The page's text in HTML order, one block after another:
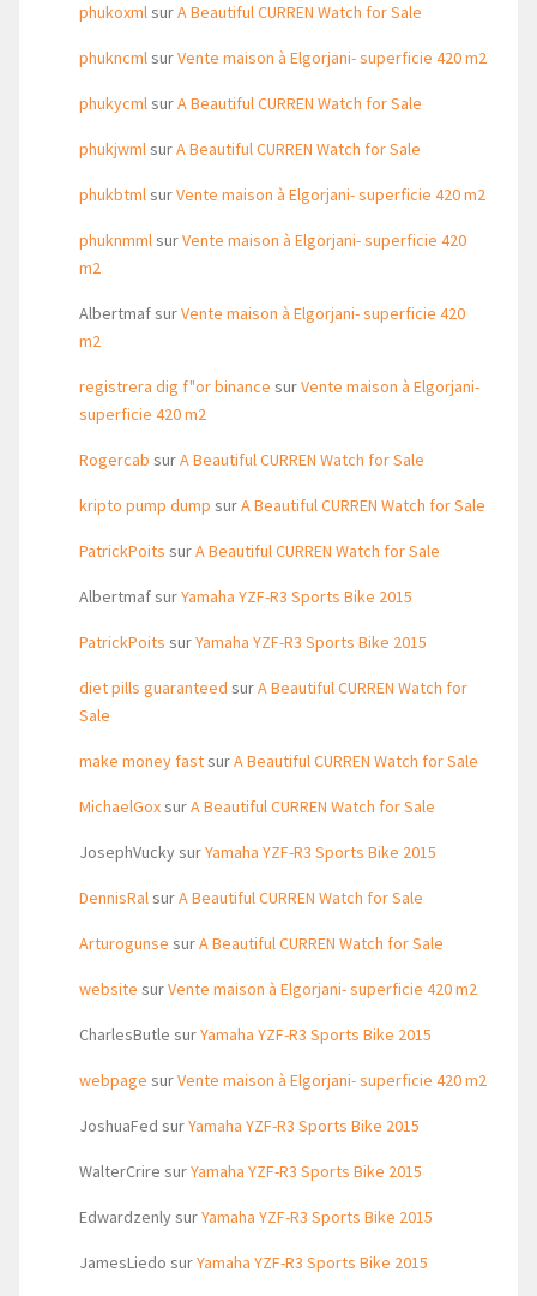
phukoxmlsurA Beautiful CURREN Watch for Sale
phukncmlsurVente maison à Elgorjani- superficie 420 m2
phukycmlsurA Beautiful CURREN Watch for Sale
phukjwmlsurA Beautiful CURREN Watch for Sale
phukbtmlsurVente maison à Elgorjani- superficie 420 m2
phuknmmlsurVente maison à Elgorjani- superficie 420
m2
AlbertmafsurVente maison à Elgorjani- superficie 420
m2
registrera dig f"or binance surVente maison à Elgorjani-
superficie 420 m2
Rogercab surA Beautiful CURREN Watch for Sale
kripto pump dump surA Beautiful CURREN Watch for Sale
PatrickPoits surA Beautiful CURREN Watch for Sale
AlbertmafsurYamaha YZF-R3 Sports Bike 2015
PatrickPoits surYamaha YZF-R3 Sports Bike 2015
diet pills guaranteed surA Beautiful CURREN Watch for
Sale
make money fastsurA Beautiful CURREN Watch for Sale
MichaelGoxsurA Beautiful CURREN Watch for Sale
JosephVuckysurYamaha YZF-R3 Sports Bike 2015
DennisRalsurA Beautiful CURREN Watch for Sale
Arturogunse surA Beautiful CURREN Watch for Sale
website surVente maison à Elgorjani- superficie 420 m2
CharlesButle surYamaha YZF-R3 Sports Bike 2015
webpage surVente maison à Elgorjani- superficie 420 m2
JoshuaFed surYamaha YZF-R3 Sports Bike 2015
WalterCrire surYamaha YZF-R3 Sports Bike 2015
EdwardzenlysurYamaha YZF-R3 Sports Bike 2015
JamesLiedo surYamaha YZF-R3 Sports Bike 2015